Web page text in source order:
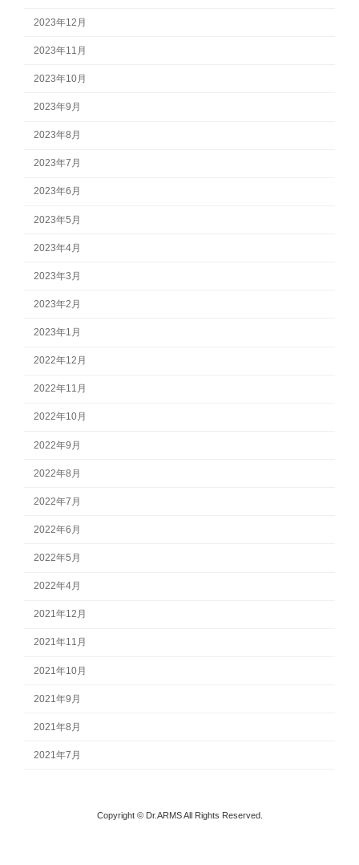
2023年12月
2023年11月
2023年10月
2023年9月
2023年8月
2023年7月
2023年6月
2023年5月
2023年4月
2023年3月
2023年2月
2023年1月
2022年12月
2022年11月
2022年10月
2022年9月
2022年8月
2022年7月
2022年6月
2022年5月
2022年4月
2021年12月
2021年11月
2021年10月
2021年9月
2021年8月
2021年7月
Copyright © Dr.ARMS All Rights Reserved.